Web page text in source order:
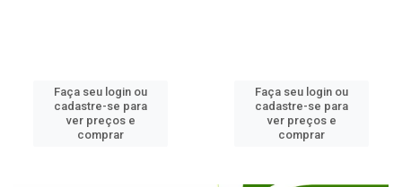
Faça seu login ou
cadastre-se para
ver preços e
comprar
Faça seu login ou
cadastre-se para
ver preços e
comprar